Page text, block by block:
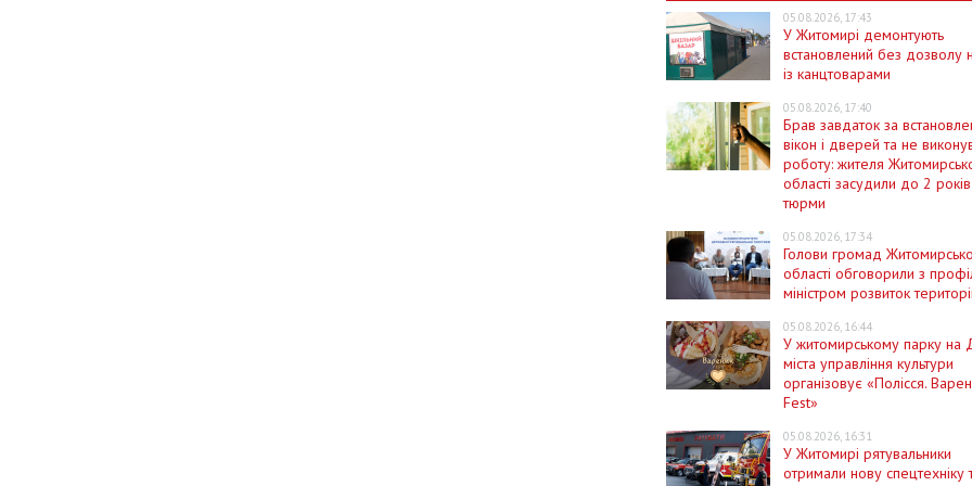
05.08.2026, 17:43
У Житомирі демонтують
встановлений без дозволу
із канцтоварами
05.08.2026, 17:40
Брав завдаток за
вікон і дверей та не
роботу: жителя
області засудили до 2 років
тюрми
05.08.2026, 17:34
Голови громад
області обговорили з
міністром розвиток
05.08.2026, 16:44
У житомирському парку на
міста управління культури
організовує «Полісся.
Fest»
05.08.2026, 16:31
У Житомирі рятувальники
отримали нову спецтехніку